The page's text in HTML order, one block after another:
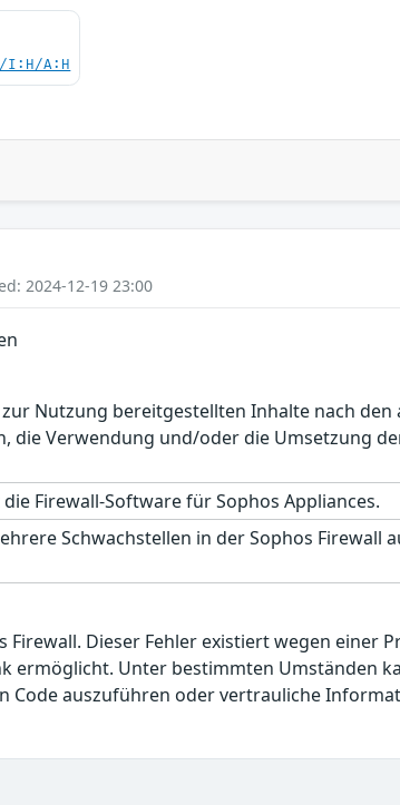
I:H/A:H
2024-12-19 23:00
Nutzung bereitgestellten Inhalte nach
die Verwendung und/oder die Umsetzung
Firewall-Software für Sophos Appliances.
Schwachstellen in der Sophos Firewall
Firewall. Dieser Fehler existiert wegen einer
ermöglicht. Unter bestimmten Umständen
Code auszuführen oder vertrauliche